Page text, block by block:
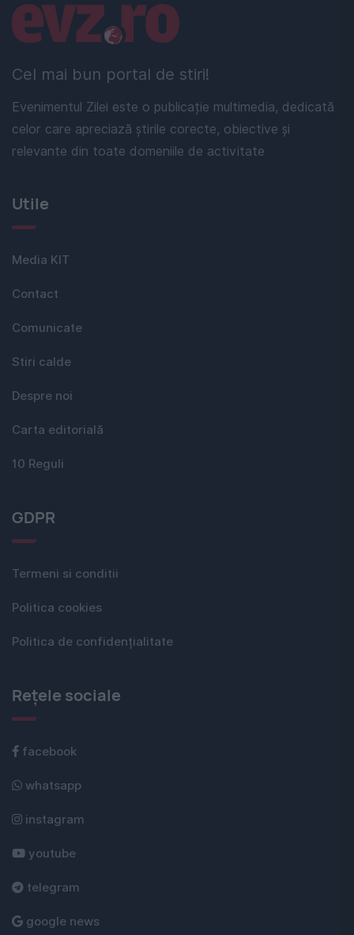
Cel mai bun portal de stiri!
Evenimentul Zilei este o publicație multimedia, dedicată
celor care apreciază știrile corecte, obiective și
relevante din toate domeniile de activitate
Linkuri utile
Utile
Media KIT
Contact
Comunicate
Stiri calde
Despre noi
Carta editorială
10 Reguli
GDPR
Termeni si conditii
Politica cookies
Politica de confidențialitate
Rețele sociale
facebook
whatsapp
instagram
youtube
telegram
google news